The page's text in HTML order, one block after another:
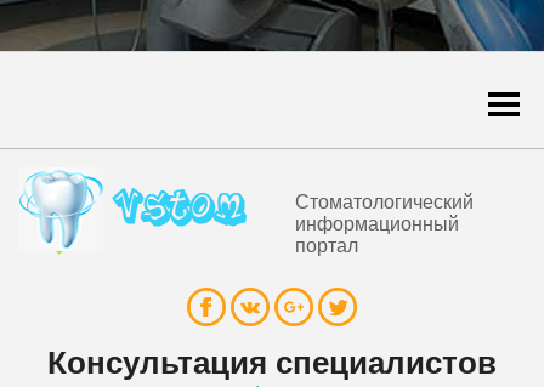
Стоматологический
информационный
портал
Консультация специалистов